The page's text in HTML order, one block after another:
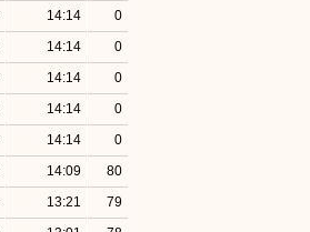
0
14:14
0
14:14
0
14:14
0
14:14
0
14:14
80
14:09
79
13:21